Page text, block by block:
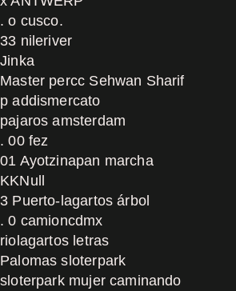
. o cusco.
33 nileriver
Jinka
Master percc Sehwan Sharif
p addismercato
pajaros amsterdam
. 00 fez
01 Ayotzinapan marcha
KKNull
3 Puerto-lagartos árbol
. 0 camioncdmx
riolagartos letras
Palomas sloterpark
sloterpark mujer caminando